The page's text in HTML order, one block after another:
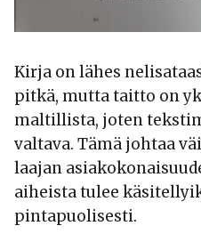
Kirja on lähes
pitkä, mutta taitto on
maltillista, joten
valtava. Tämä johtaa
laajan
aiheista tulee
pintapuolisesti.